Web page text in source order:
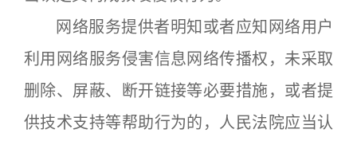
网络服务提供者明知或者应知网络用户
利用网络服务侵害信息网络传播权，未采取
删除、屏蔽、断开链接等必要措施，或者提
供技术支持等帮助行为的，人民法院应当认